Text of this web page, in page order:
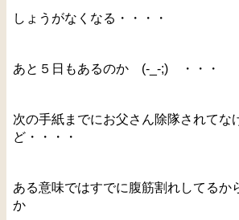
しょうがなくなる・・・・
あと５日もあるのか (-_-;) ・・・
次の手紙までにお父さん除隊されてな
ど・・・・
ある意味ではすでに腹筋割れしてるか
か